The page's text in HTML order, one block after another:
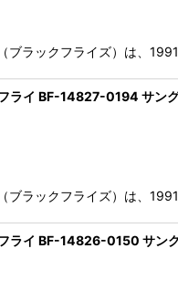
ブラックフライズ）は、
ライ BF-14827-0194 サン
ブラックフライズ）は、
ライ BF-14826-0150 サン